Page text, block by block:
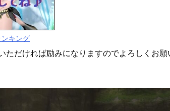
ンキング
ただければ励みになりますのでよろしくお願